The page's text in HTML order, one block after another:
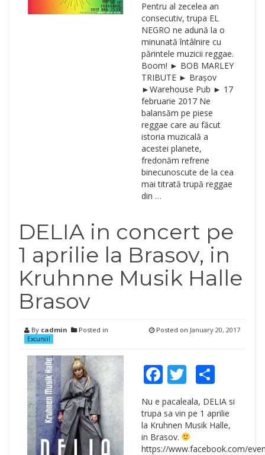
Pentru al zecelea an
consecutiv, trupa EL
NEGRO ne adună la o
minunată întâlnire cu
părintele muzicii reggae.
Boom! ► BOB MARLEY
TRIBUTE ► Brașov
►Warehouse Pub ► 17
februarie 2017 Ne
balansăm pe piese
reggae care au făcut
istoria muzicală a
acestei planete,
fredonăm refrene
binecunoscute de la cea
mai titrată trupă reggae
din …
DELIA in concert pe
1 aprilie la Brasov, in
Kruhnne Musik Halle
Brasov
By cadmin Posted in
Excursii!
Posted on January 20, 2017
Facebook
TwitterShare
Nu e pacaleala, DELIA si
trupa sa vin pe 1 aprilie
la Kruhnen Musik Halle,
in Brasov.
https://www.facebook.com/